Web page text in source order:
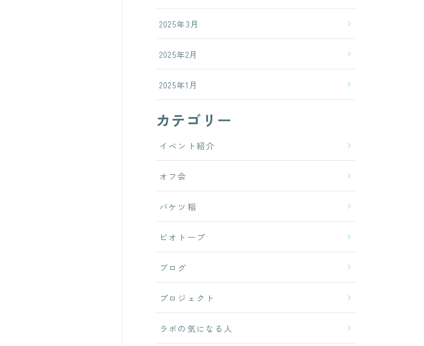
2025年3月
2025年2月
2025年1月
カテゴリー
イベント紹介
オフ会
バケツ稲
ビオトープ
ブログ
プロジェクト
ラボの気になる人